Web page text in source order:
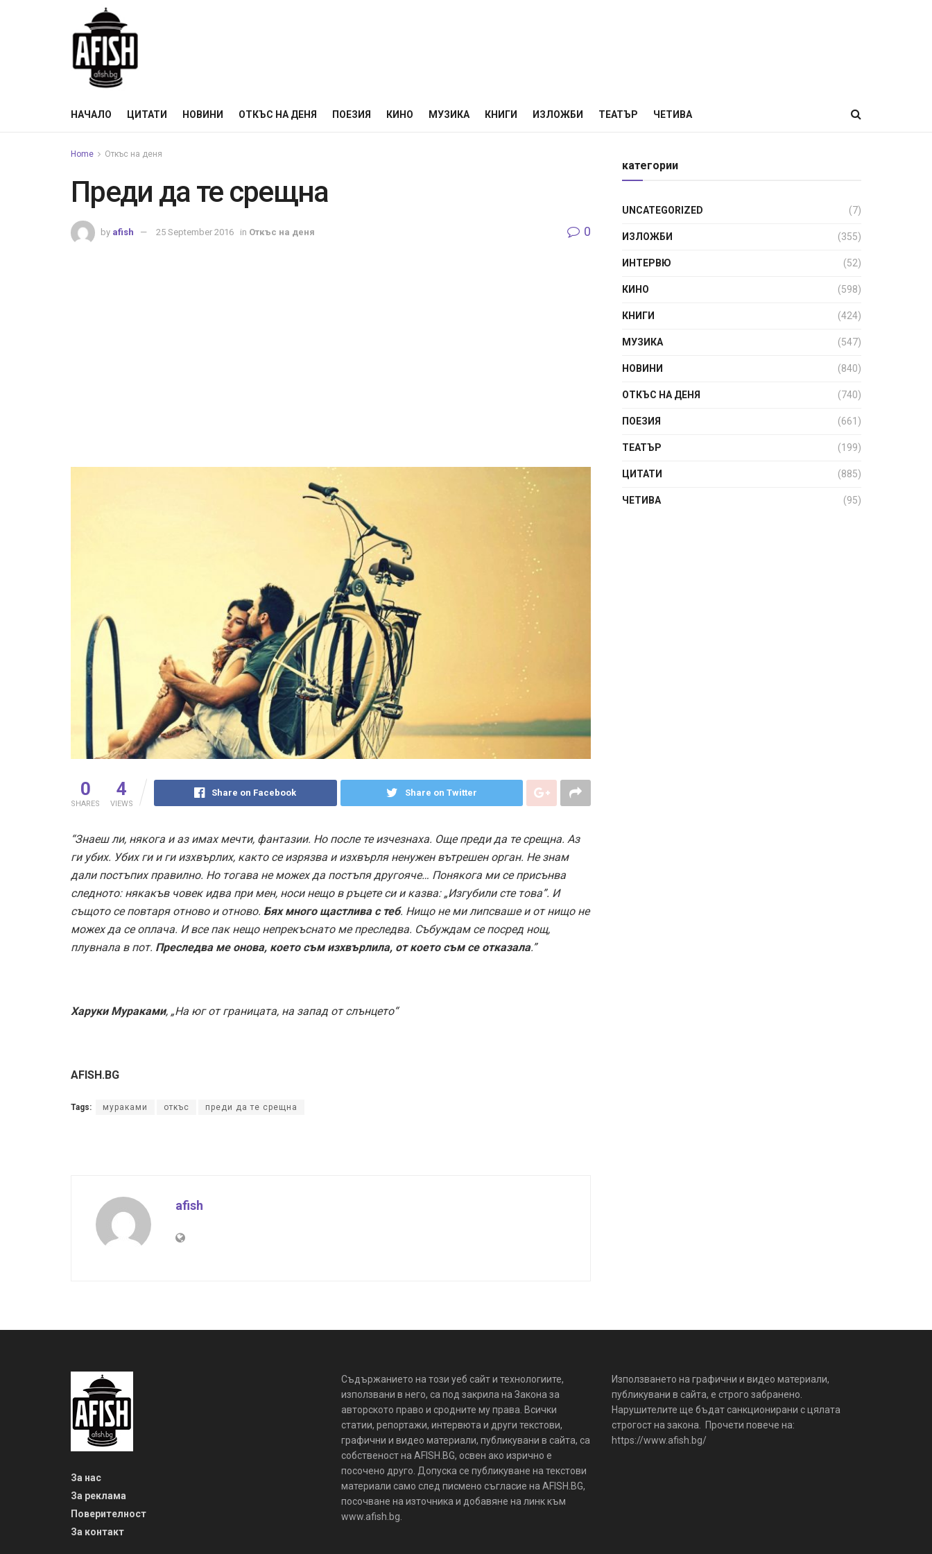
НАЧАЛО ЦИТАТИ НОВИНИ ОТКЪС НА ДЕНЯ ПОЕЗИЯ КИНО МУЗИКА КНИГИ ИЗЛОЖБИ ТЕАТЪР ЧЕТИВА
Home Откъс на деня
Преди да те срещна
by afish 25 September 2016 in Откъс на деня 0
0
SHARES
4
VIEWS
Share on Facebook Share on Twitter
“Знаеш ли, някога и аз имах мечти, фантазии. Но после те изчезнаха. Още преди да те срещна. Аз
ги убих. Убих ги и ги изхвърлих, както се изрязва и изхвърля ненужен вътрешен орган. Не знам
дали постъпих правилно. Но тогава не можех да постъпя другояче… Понякога ми се присънва
следното: някакъв човек идва при мен, носи нещо в ръцете си и казва: „Изгубили сте това”. И
същото се повтаря отново и отново. Бях много щастлива с теб. Нищо не ми липсваше и от нищо не
можех да се оплача. И все пак нещо непрекъснато ме преследва. Събуждам се посред нощ,
плувнала в пот. Преследва ме онова, което съм изхвърлила, от което съм се отказала.”
Харуки Мураками, „На юг от границата, на запад от слънцето“
AFISH.BG
Tags: мураками откъс преди да те срещна
afish
категории
UNCATEGORIZED (7)
ИЗЛОЖБИ (355)
ИНТЕРВЮ (52)
КИНО (598)
КНИГИ (424)
МУЗИКА (547)
НОВИНИ (840)
ОТКЪС НА ДЕНЯ (740)
ПОЕЗИЯ (661)
ТЕАТЪР (199)
ЦИТАТИ (885)
ЧЕТИВА (95)
За нас
За реклама
Поверителност
За контакт
Съдържанието на този уеб сайт и технологиите,
използвани в него, са под закрила на Закона за
авторското право и сродните му права. Всички
статии, репортажи, интервюта и други текстови,
графични и видео материали, публикувани в сайта, са
собственост на AFISH.BG, освен ако изрично е
посочено друго. Допуска се публикуване на текстови
материали само след писмено съгласие на AFISH.BG,
посочване на източника и добавяне на линк към
www.afish.bg.
Използването на графични и видео материали,
публикувани в сайта, е строго забранено.
Нарушителите ще бъдат санкционирани с цялата
строгост на закона. Прочети повече на:
https://www.afish.bg/